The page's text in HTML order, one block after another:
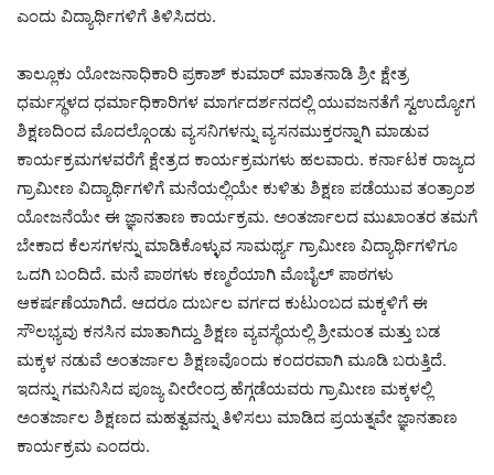
ಎಂದು ವಿದ್ಯಾರ್ಥಿಗಳಿಗೆ ತಿಳಿಸಿದರು.
ತಾಲ್ಲೂಕು ಯೋಜನಾಧಿಕಾರಿ ಪ್ರಕಾಶ್ ಕುಮಾರ್ ಮಾತನಾಡಿ ಶ್ರೀ ಕ್ಷೇತ್ರ
ಧರ್ಮಸ್ಥಳದ ಧರ್ಮಾಧಿಕಾರಿಗಳ ಮಾರ್ಗದರ್ಶನದಲ್ಲಿ ಯುವಜನತೆಗೆ ಸ್ವಉದ್ಯೋಗ
ಶಿಕ್ಷಣದಿಂದ ಮೊದಲ್ಗೊಂಡು ವ್ಯಸನಿಗಳನ್ನು ವ್ಯಸನಮುಕ್ತರನ್ನಾಗಿ ಮಾಡುವ
ಕಾರ್ಯಕ್ರಮಗಳವರೆಗೆ ಕ್ಷೇತ್ರದ ಕಾರ್ಯಕ್ರಮಗಳು ಹಲವಾರು. ಕರ್ನಾಟಕ ರಾಜ್ಯದ
ಗ್ರಾಮೀಣ ವಿದ್ಯಾರ್ಥಿಗಳಿಗೆ ಮನೆಯಲ್ಲಿಯೇ ಕುಳಿತು ಶಿಕ್ಷಣ ಪಡೆಯುವ ತಂತ್ರಾಂಶ
ಯೋಜನೆಯೇ ಈ ಜ್ಞಾನತಾಣ ಕಾರ್ಯಕ್ರಮ. ಅಂತರ್ಜಾಲದ ಮುಖಾಂತರ ತಮಗೆ
ಬೇಕಾದ ಕೆಲಸಗಳನ್ನು ಮಾಡಿಕೊಳ್ಳುವ ಸಾಮರ್ಥ್ಯ ಗ್ರಾಮೀಣ ವಿದ್ಯಾರ್ಥಿಗಳಿಗೂ
ಒದಗಿ ಬಂದಿದೆ. ಮನೆ ಪಾಠಗಳು ಕಣ್ಮರೆಯಾಗಿ ಮೊಬೈಲ್ ಪಾಠಗಳು
ಆಕರ್ಷಣೆಯಾಗಿದೆ. ಆದರೂ ದುರ್ಬಲ ವರ್ಗದ ಕುಟುಂಬದ ಮಕ್ಕಳಿಗೆ ಈ
ಸೌಲಭ್ಯವು ಕನಸಿನ ಮಾತಾಗಿದ್ದು ಶಿಕ್ಷಣ ವ್ಯವಸ್ಥೆಯಲ್ಲಿ ಶ್ರೀಮಂತ ಮತ್ತು ಬಡ
ಮಕ್ಕಳ ನಡುವೆ ಅಂತರ್ಜಾಲ ಶಿಕ್ಷಣವೊಂದು ಕಂದರವಾಗಿ ಮೂಡಿ ಬರುತ್ತಿದೆ.
ಇದನ್ನು ಗಮನಿಸಿದ ಪೂಜ್ಯ ವೀರೇಂದ್ರ ಹೆಗ್ಗಡೆಯವರು ಗ್ರಾಮೀಣ ಮಕ್ಕಳಲ್ಲಿ
ಅಂತರ್ಜಾಲ ಶಿಕ್ಷಣದ ಮಹತ್ವವನ್ನು ತಿಳಿಸಲು ಮಾಡಿದ ಪ್ರಯತ್ನವೇ ಜ್ಞಾನತಾಣ
ಕಾರ್ಯಕ್ರಮ ಎಂದರು.